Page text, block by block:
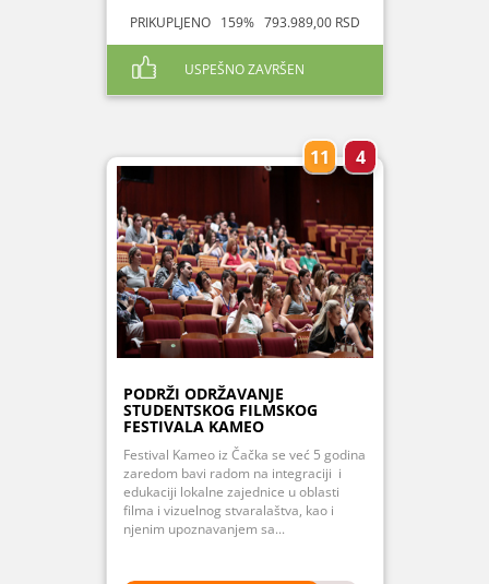
PRIKUPLJENO 159% 793.989,00 RSD
USPEŠNO ZAVRŠEN
11 4
PODRŽI ODRŽAVANJE
STUDENTSKOG FILMSKOG
FESTIVALA KAMEO
Festival Kameo iz Čačka se već 5 godina
zaredom bavi radom na integraciji i
edukaciji lokalne zajednice u oblasti
filma i vizuelnog stvaralaštva, kao i
njenim upoznavanjem sa...